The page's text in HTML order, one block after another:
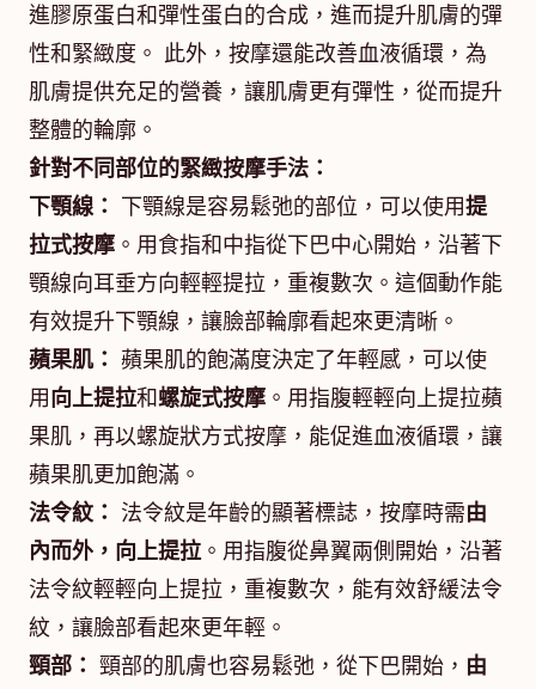
進膠原蛋白和彈性蛋白的合成，進而提升肌膚的彈
性和緊緻度。 此外，按摩還能改善血液循環，為
肌膚提供充足的營養，讓肌膚更有彈性，從而提升
整體的輪廓。
針對不同部位的緊緻按摩手法：
下顎線： 下顎線是容易鬆弛的部位，可以使用提
拉式按摩 。用食指和中指從下巴中心開始，沿著下
顎線向耳垂方向輕輕提拉，重複數次。這個動作能
有效提升下顎線，讓臉部輪廓看起來更清晰。
蘋果肌： 蘋果肌的飽滿度決定了年輕感，可以使
用向上提拉和螺旋式按摩 。用指腹輕輕向上提拉蘋
果肌，再以螺旋狀方式按摩，能促進血液循環，讓
蘋果肌更加飽滿。
法令紋： 法令紋是年齡的顯著標誌，按摩時需由
內而外，向上提拉。用指腹從鼻翼兩側開始，沿著
法令紋輕輕向上提拉，重複數次，能有效舒緩法令
紋，讓臉部看起來更年輕。
頸部： 頸部的肌膚也容易鬆弛，從下巴開始， 由